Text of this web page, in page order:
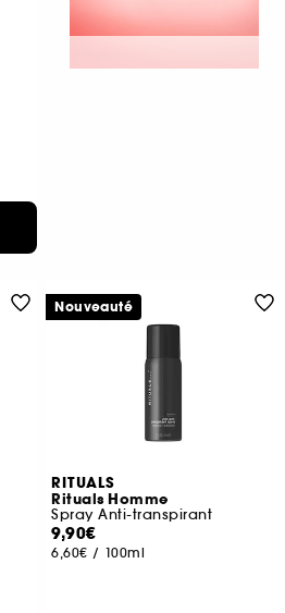
RITUALS
Rituals Homme
Spray Anti-transpirant
9,90€
6,60€ / 100ml
Nouveauté